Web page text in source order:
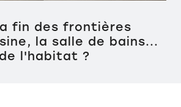
fin des frontières
la salle de bains...
l'habitat ?